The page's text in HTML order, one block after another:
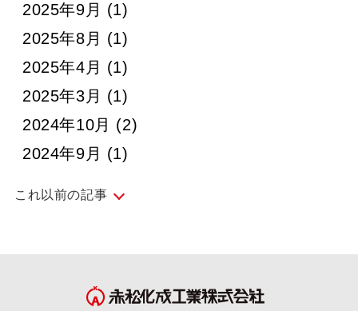
2025年9月 (1)
2025年8月 (1)
2025年4月 (1)
2025年3月 (1)
2024年10月 (2)
2024年9月 (1)
これ以前の記事
2024年2月 (1)